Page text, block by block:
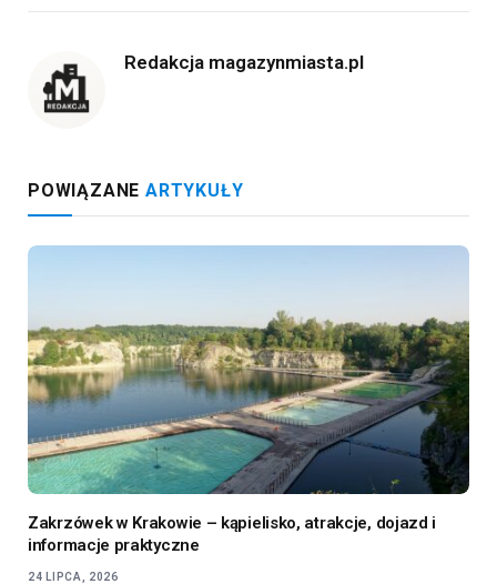
Redakcja magazynmiasta.pl
POWIĄZANE ARTYKUŁY
Zakrzówek w Krakowie – kąpielisko, atrakcje, dojazd i
informacje praktyczne
24 LIPCA, 2026